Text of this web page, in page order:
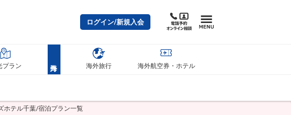
ログイン/新規入会
プラン 海外旅行 海外航空券・ホテル
ホテル千葉/宿泊プラン一覧